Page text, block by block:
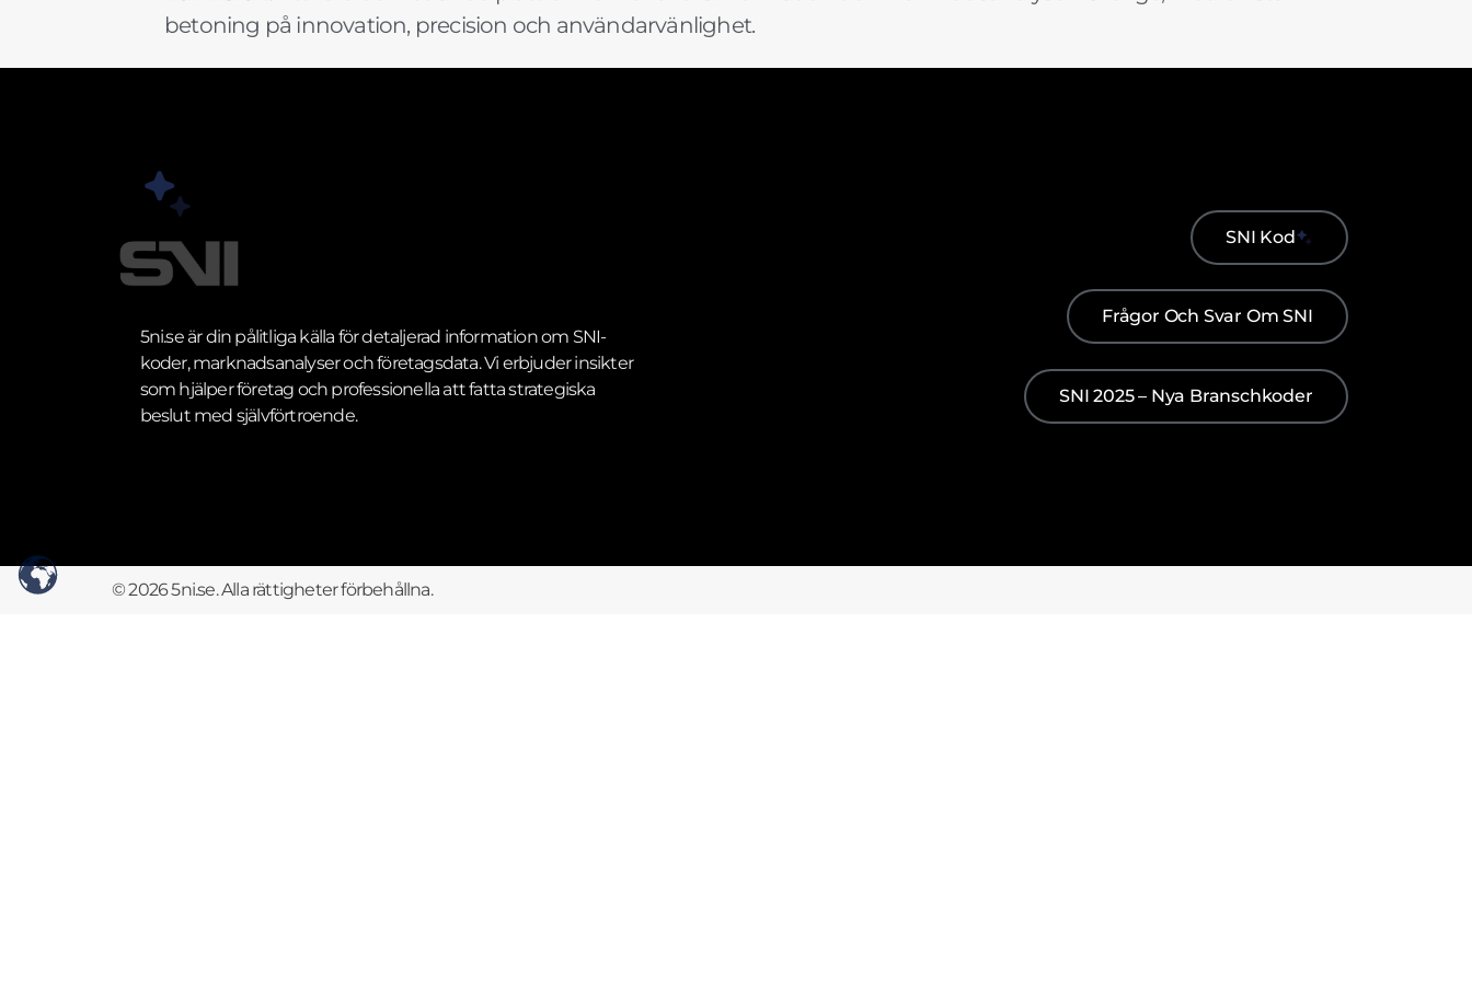
betoning på innovation, precision och användarvänlighet.
5ni.se är din pålitliga källa för detaljerad information om SNI-
koder, marknadsanalyser och företagsdata. Vi erbjuder insikter
som hjälper företag och professionella att fatta strategiska
beslut med självförtroende.
SNI Kod
Frågor Och Svar Om SNI
SNI 2025 – Nya Branschkoder
© 2026 5ni.se. Alla rättigheter förbehållna.